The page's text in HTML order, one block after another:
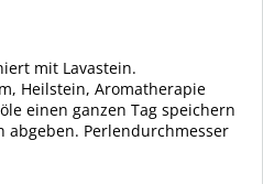
mit Lavastein.
Heilstein, Aromatherapie
einen ganzen Tag speichern
Perlendurchmesser